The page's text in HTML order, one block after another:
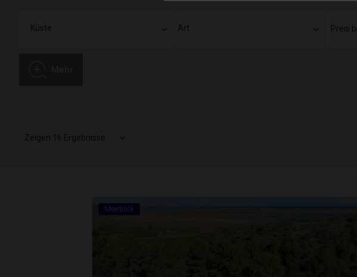
Preis
Zeigen 16 Ergebnisse
Meerblick